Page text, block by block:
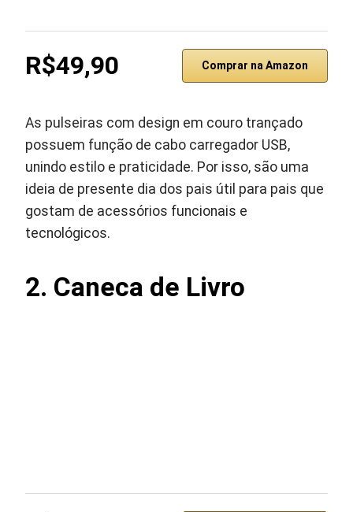
R$49,90 Comprar na Amazon
As pulseiras com design em couro trançado
possuem função de cabo carregador USB,
unindo estilo e praticidade. Por isso, são uma
ideia de presente dia dos pais útil para pais que
gostam de acessórios funcionais e
tecnológicos.
2. Caneca de Livro